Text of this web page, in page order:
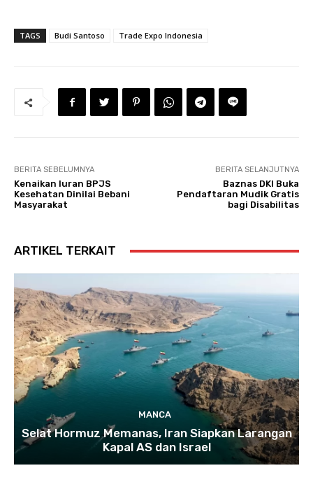
TAGS Budi Santoso Trade Expo Indonesia
BERITA SEBELUMNYA
Kenaikan Iuran BPJS
Kesehatan Dinilai Bebani
Masyarakat
BERITA SELANJUTNYA
Baznas DKI Buka
Pendaftaran Mudik Gratis
bagi Disabilitas
ARTIKEL TERKAIT
MANCA
Selat Hormuz Memanas, Iran Siapkan Larangan
Kapal AS dan Israel